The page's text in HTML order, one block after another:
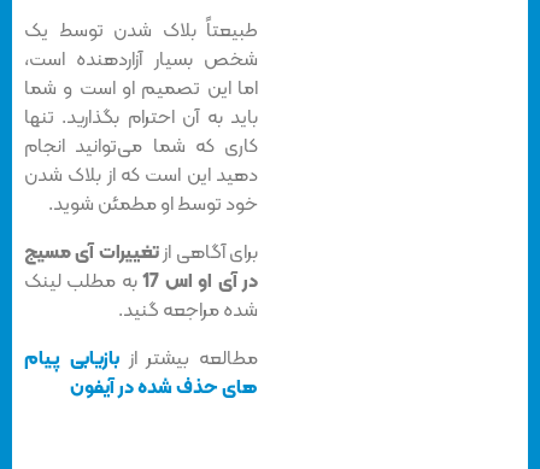
طبیعتاً بلاک شدن توسط یک
شخص بسیار آزاردهنده است،
اما این تصمیم او است و شما
باید به آن احترام بگذارید. تنها
کاری که شما می‌توانید انجام
دهید این است که از بلاک شدن
خود توسط او مطمئن شوید.
برای آگاهی ازتغییرات آی مسیج
در آی او اس 17
به مطلب لینک
شده مراجعه گنید.
مطالعه بیشتر ازبازیابی پیام
های حذف شده در آیفون